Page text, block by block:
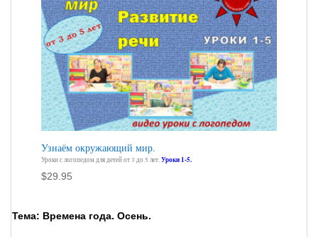
Узнаём окружающий мир.
Уроки с логопедом для детей от 3 до 5 лет.Уроки 1-5.
$29.95
Тема: Времена года. Осень.